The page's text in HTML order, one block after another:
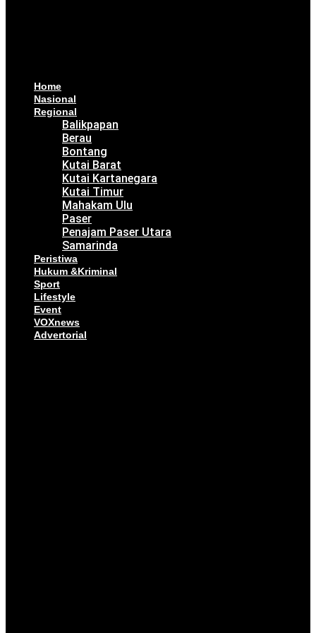
Home
Nasional
Regional
Balikpapan
Berau
Bontang
Kutai Barat
Kutai Kartanegara
Kutai Timur
Mahakam Ulu
Paser
Penajam Paser Utara
Samarinda
Peristiwa
Hukum &Kriminal
Sport
Lifestyle
Event
VOXnews
Advertorial